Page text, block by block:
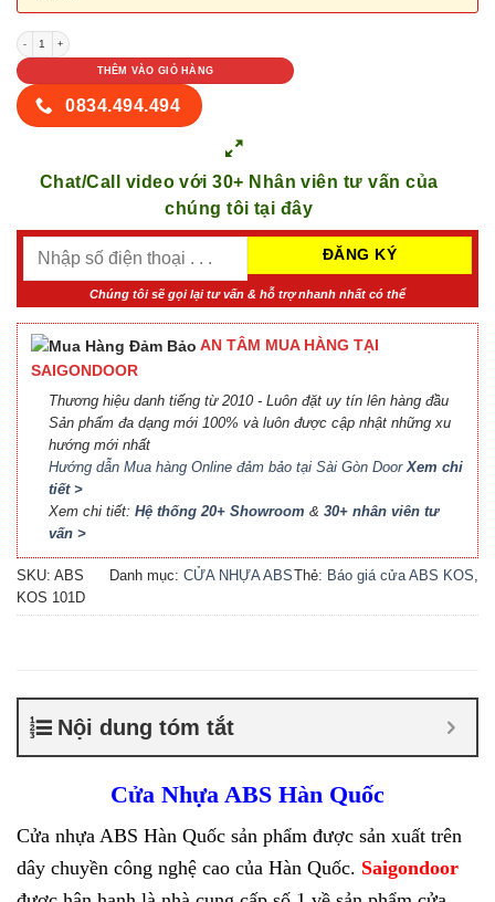
Cửa nhựa ABS KOS 101D số lượng
THÊM VÀO GIỎ HÀNG
0834.494.494
Chat/Call video với 30+ Nhân viên tư vấn của
chúng tôi tại đây
Chúng tôi sẽ gọi lại tư vấn & hỗ trợ nhanh nhất có thể
AN TÂM MUA HÀNG TẠI
SAIGONDOOR
Thương hiệu danh tiếng từ 2010 - Luôn đặt uy tín lên hàng đầu
Sản phẩm đa dạng mới 100% và luôn được cập nhật những xu
hướng mới nhất
Hướng dẫn Mua hàng Online đảm bảo tại Sài Gòn DoorXem chi
tiết >
Xem chi tiết: Hệ thống 20+ Showroom & 30+ nhân viên tư
vấn >
SKU: ABS
KOS 101D
Danh mục: CỬA NHỰA ABSThẻ: Báo giá cửa ABS KOS,
Quốc,Cửa ABS KOS,Cửa
Nội dung tóm tắt
Cửa Nhựa ABS Hàn Quốc
Cửa nhựa ABS Hàn Quốc sản phẩm được sản xuất trên
dây chuyền công nghệ cao của Hàn Quốc. Saigondoor